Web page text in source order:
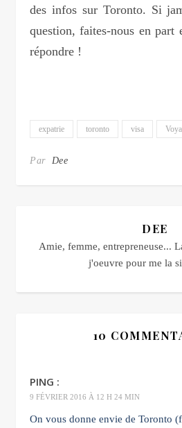
des infos sur Toronto. Si
question, faites-nous en part
répondre !
expatrie toronto visa
Par Dee
DEE
Amie, femme, entrepreneuse...
j'oeuvre pour me la
10
PING :
9 FÉVRIER 2016 À 12 H 24 MIN
On vous donne envie de Toronto